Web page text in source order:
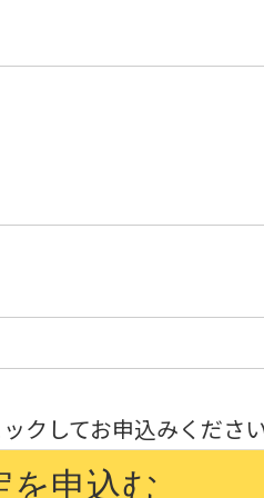
クしてお申込みくださ